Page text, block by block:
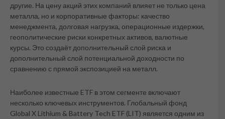
другие. На цену акций этих компаний влияет не только цена
металла, но и корпоративные факторы: качество
менеджмента, долговая нагрузка, операционные издержки,
геополитические риски конкретных активов, валютные
курсы. Это создаёт дополнительный слой риска и
дополнительный слой потенциальной доходности по
сравнению с прямой экспозицией на металл.
Наиболее известные ETF в этом сегменте включают
несколько ключевых инструментов. Глобальный фонд
Global X Lithium & Battery Tech ETF (LIT) является одним из